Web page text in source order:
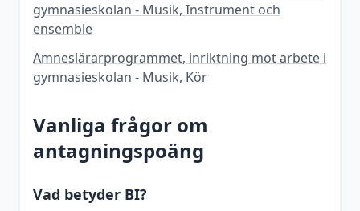
gymnasieskolan - Musik, Instrument och
ensemble
Ämneslärarprogrammet, inriktning mot arbete i
gymnasieskolan - Musik, Kör
Vanliga frågor om
antagningspoäng
Vad betyder BI?